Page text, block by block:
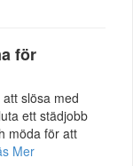
för
slösa med
ett städjobb
möda för att
Mer